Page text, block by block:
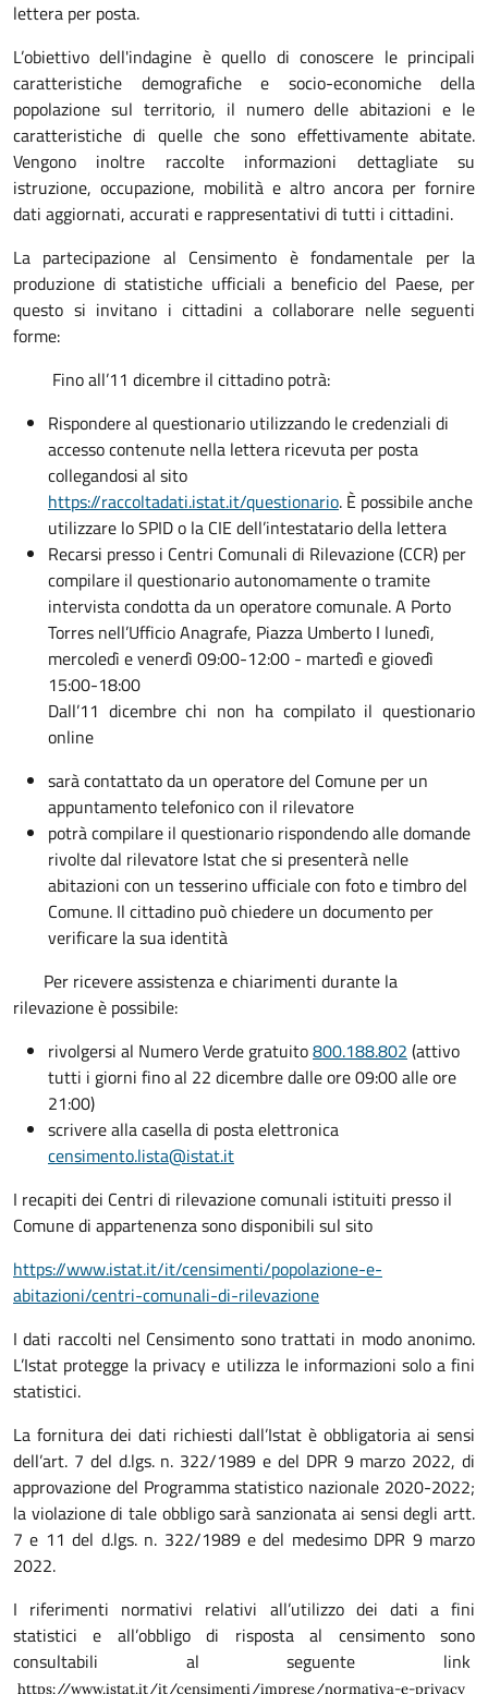
lettera per posta.
L’obiettivo dell'indagine è quello di conoscere le principali
caratteristiche demografiche e socio-economiche della
popolazione sul territorio, il numero delle abitazioni e le
caratteristiche di quelle che sono effettivamente abitate.
Vengono inoltre raccolte informazioni dettagliate su
istruzione, occupazione, mobilità e altro ancora per fornire
dati aggiornati, accurati e rappresentativi di tutti i cittadini.
La partecipazione al Censimento è fondamentale per la
produzione di statistiche ufficiali a beneficio del Paese, per
questo si invitano i cittadini a collaborare nelle seguenti
forme:
Fino all’11 dicembre il cittadino potrà:
Rispondere al questionario utilizzando le credenziali di
accesso contenute nella lettera ricevuta per posta
collegandosi al sito
https://raccoltadati.istat.it/questionario. È possibile anche
utilizzare lo SPID o la CIE dell’intestatario della lettera
Recarsi presso i Centri Comunali di Rilevazione (CCR) per
compilare il questionario autonomamente o tramite
intervista condotta da un operatore comunale. A Porto
Torres nell’Ufficio Anagrafe, Piazza Umberto I lunedì,
mercoledì e venerdì 09:00-12:00 - martedì e giovedì
15:00-18:00
Dall’11 dicembre chi non ha compilato il questionario
online
sarà contattato da un operatore del Comune per un
appuntamento telefonico con il rilevatore
potrà compilare il questionario rispondendo alle domande
rivolte dal rilevatore Istat che si presenterà nelle
abitazioni con un tesserino ufficiale con foto e timbro del
Comune. Il cittadino può chiedere un documento per
verificare la sua identità
Per ricevere assistenza e chiarimenti durante la
rilevazione è possibile:
rivolgersi al Numero Verde gratuito800.188.802 (attivo
tutti i giorni fino al 22 dicembre dalle ore 09:00 alle ore
21:00)
scrivere alla casella di posta elettronica
censimento.lista@istat.it
I recapiti dei Centri di rilevazione comunali istituiti presso il
Comune di appartenenza sono disponibili sul sito
https://www.istat.it/it/censimenti/popolazione-e-
abitazioni/centri-comunali-di-rilevazione
I dati raccolti nel Censimento sono trattati in modo anonimo.
L’Istat protegge la privacy e utilizza le informazioni solo a fini
statistici.
La fornitura dei dati richiesti dall’Istat è obbligatoria ai sensi
dell’art. 7 del d.lgs. n. 322/1989 e del DPR 9 marzo 2022, di
approvazione del Programma statistico nazionale 2020-2022;
la violazione di tale obbligo sarà sanzionata ai sensi degli artt.
7 e 11 del d.lgs. n. 322/1989 e del medesimo DPR 9 marzo
2022.
I riferimenti normativi relativi all’utilizzo dei dati a fini
statistici e all’obbligo di risposta al censimento sono
consultabili al seguente link
https://www.istat.it/it/censimenti/imprese/normativa-e-privacy